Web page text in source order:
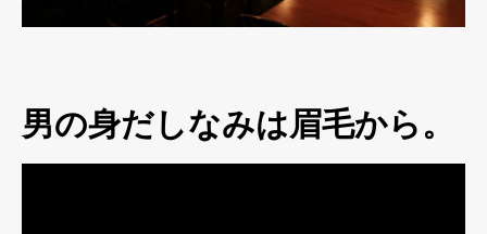
男の身だしなみは眉毛から。